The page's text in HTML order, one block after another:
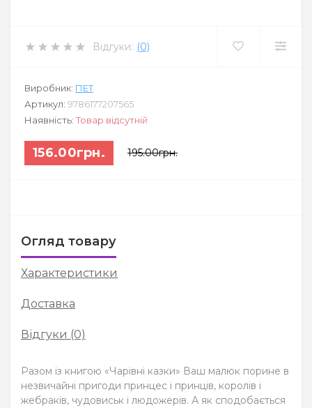
Відгуки: (0)
Виробник: ПЕТ
Артикул: 9786177207565
Наявність: Товар відсутній
156.00грн. 195.00грн.
Огляд товару
Характеристики
Доставка
Відгуки (0)
Разом із книгою «Чарівні казки» Ваш малюк порине в
незвичайні пригоди принцес і принців, королів і
жебраків, чудовиськ і людожерів. А як сподобається